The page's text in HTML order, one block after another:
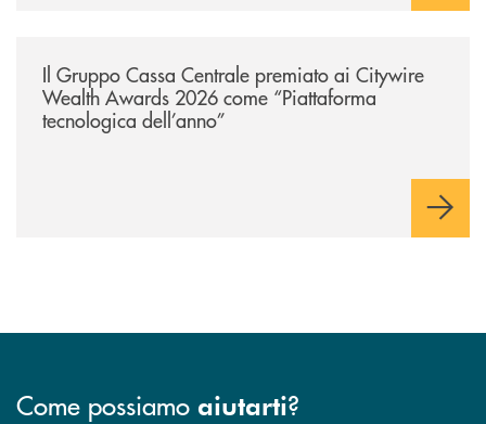
Il Gruppo Cassa Centrale premiato ai Citywire
Wealth Awards 2026 come “Piattaforma
tecnologica dell’anno”
Come possiamo aiutarti?